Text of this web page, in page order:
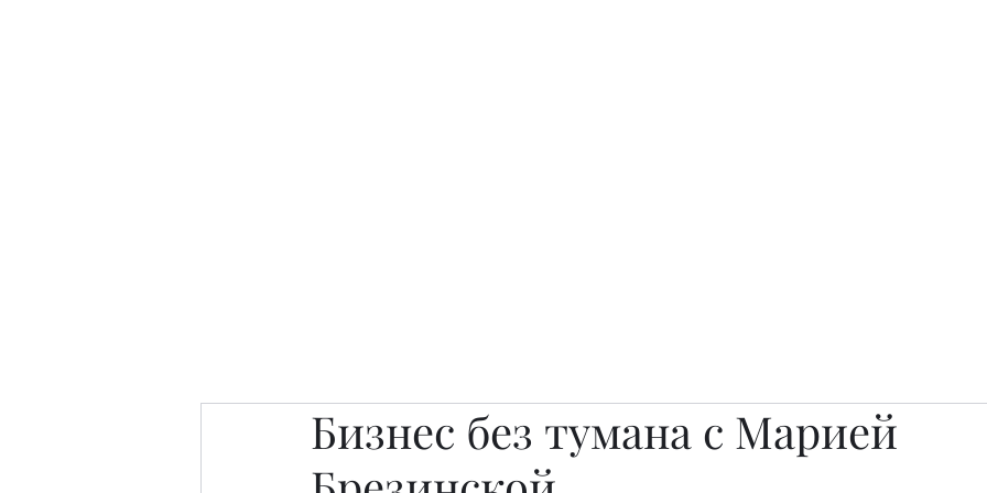
Бизнес без тумана с Марией